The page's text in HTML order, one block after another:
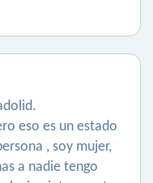
eso es un estado
, soy mujer,
a nadie tengo